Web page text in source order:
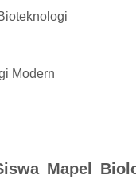
Modern
Mapel